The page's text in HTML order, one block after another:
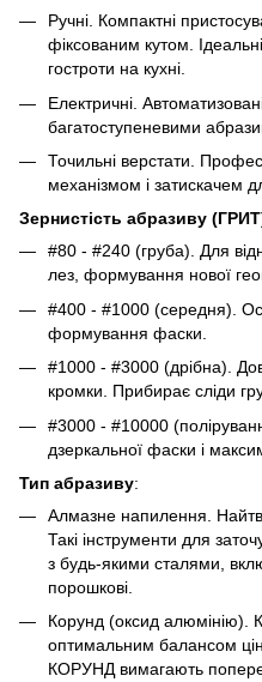
Ручні. Компактні
фіксованим кутом.
гостроти на кухні.
Електричні.
багатоступеневими
Точильні верстати.
механізмом і затискачем
Зернистість абразиву
#80 - #240 (груба). Для
лез, формування нової
#400 - #1000 (середня).
формування фаски.
#1000 - #3000 (дрібна).
кромки. Прибирає сліди
#3000 - #10000
дзеркальної фаски і
Тип абразиву:
Алмазне напилення.
Такі інструменти для
з будь-якими сталями,
порошкові.
Корунд (оксид алюмінію).
оптимальним балансом
КОРУНД вимагають